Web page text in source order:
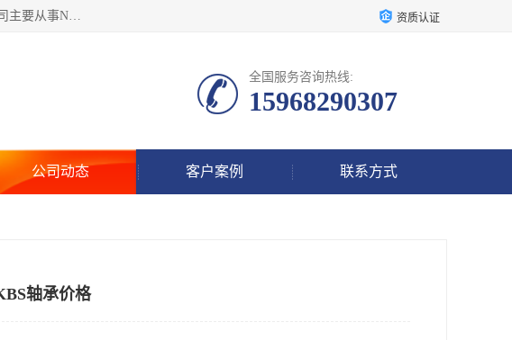
湖州恩斯凯工业技术有限公司位于湖州长兴，公司作为机械零部件以及多个品牌工业零配件专业集成供应商。本公司主要从事NSK进口轴承、SKF进口轴承、FAG进口轴承、NTN进口轴承、国产轴承：ZWZ、HRB、C&U轴承外球面轴承、导轨、丝杠、滑块、 润滑油、工业皮带及其他工业零部件的销售. 资质认证
全国服务咨询热线:
15968290307
公司动态 客户案例 联系方式
轴承价格